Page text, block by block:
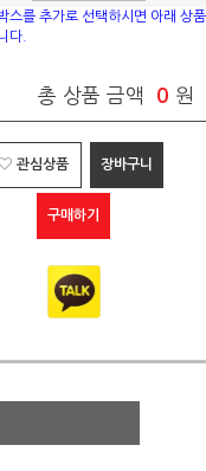
스를 추가로 선택하시면 아래 상품
다.
총 상품 금액 0 원
관심상품 장바구니
구매하기